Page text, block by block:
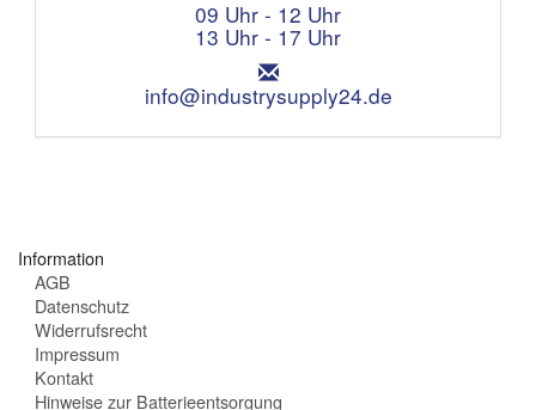
o
n
:
f
n
u
n
g
09 Uhr - 12 Uhr
13 Uhr - 17 Uhr
E
m
i
info@industrysupply24.de
Information
AGB
Datenschutz
Widerrufsrecht
Impressum
Kontakt
Hinweise zur Batterieentsorgung